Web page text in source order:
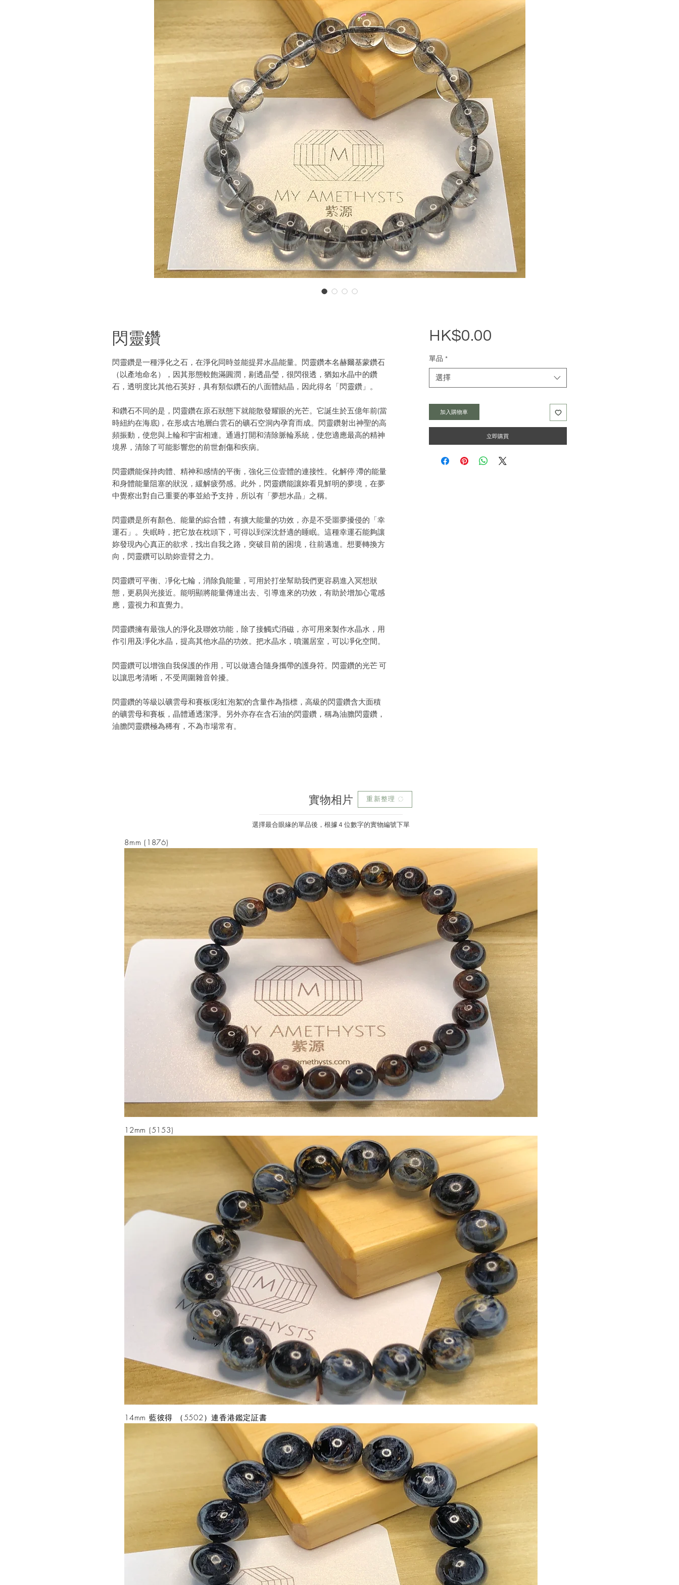
閃靈鑽
閃靈鑽是一種淨化之石，在淨化同時並能提昇水晶能量。閃靈鑽本名赫爾基蒙鑽石
（以產地命名），因其形態較飽滿圓潤，剔透晶瑩，很閃很透，猶如水晶中的鑽
石，透明度比其他石英好，具有類似鑽石的八面體結晶，因此得名「閃靈鑽」。
和鑽石不同的是，閃靈鑽在原石狀態下就能散發耀眼的光芒。它誕生於五億年前(當
時紐約在海底)，在形成古地層白雲石的礦石空洞內孕育而成。閃靈鑽射出神聖的高
頻振動，使您與上輪和宇宙相連。通過打開和清除脈輪系統，使您適應最高的精神
境界，清除了可能影響您的前世創傷和疾病。
閃靈鑽能保持肉體、精神和感情的平衡，強化三位壹體的連接性。化解停 滯的能量
和身體能量阻塞的狀況，緩解疲勞感。此外，閃靈鑽能讓妳看見鮮明的夢境，在夢
中覺察出對自己重要的事並給予支持，所以有「夢想水晶」之稱。
閃靈鑽是所有顏色、能量的綜合體，有擴大能量的功效，亦是不受噩夢擾侵的「幸
運石」。失眠時，把它放在枕頭下，可得以到深沈舒適的睡眠。這種幸運石能夠讓
妳發現內心真正的欲求，找出自我之路，突破目前的困境，往前邁進。想要轉換方
向，閃靈鑽可以助妳壹臂之力。
閃靈鑽可平衡、凈化七輪，消除負能量，可用於打坐幫助我們更容易進入冥想狀
態，更易與光接近。能明顯將能量傳達出去、引導進來的功效，有助於增加心電感
應，靈視力和直覺力。
閃靈鑽擁有最強人的淨化及聯效功能，除了接觸式消磁，亦可用來製作水晶水，用
作引用及凈化水晶，提高其他水晶的功效。把水晶水，噴灑居室，可以凈化空間。
閃靈鑽可以增強自我保護的作用，可以做適合隨身攜帶的護身符。閃靈鑽的光芒 可
以讓思考清晰，不受周圍雜音幹擾。
閃靈鑽的等級以礦雲母和賽板(彩虹泡絮)的含量作為指標，高級的閃靈鑽含大面積
的礦雲母和賽板，晶體通透潔淨。另外亦存在含石油的閃靈鑽，稱為油膽閃靈鑽，
油膽閃靈鑽極為稀有，不為市場常有。
HK$0.00
單品 *
選擇
加入購物車
立即購買
實物相片 重新整理
選擇最合眼緣的單品後，根據 4 位數字的實物編號下單
8mm (1876)
12mm (5153)
14mm 藍彼得 （5502）連香港鑑定証書